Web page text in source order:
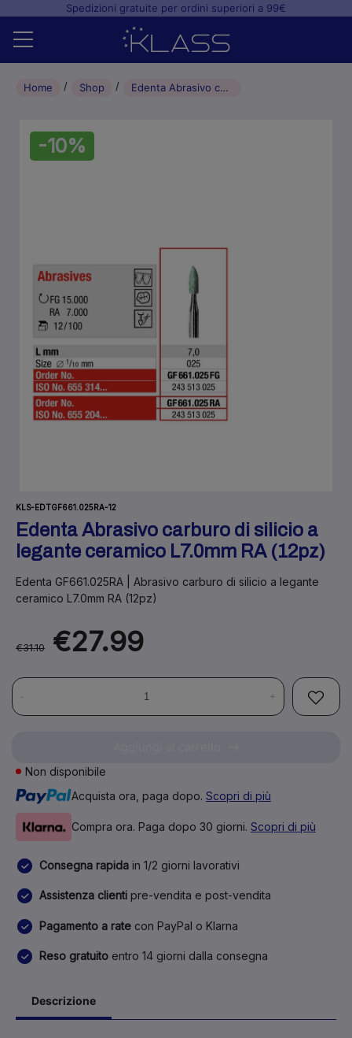
Spedizioni gratuite per ordini superiori a 99€
Home
Studio odontoiatrico
Home Shop Edenta Abrasivo carburo di silicio a legante ceramico L7.0mm RA (12pz)
-10%
KLS-EDTGF661.025RA-12
Edenta Abrasivo carburo di silicio a
legante ceramico L7.0mm RA (12pz)
Edenta GF661.025RA | Abrasivo carburo di silicio a legante
ceramico L7.0mm RA (12pz)
€31.10 €27.99
- +
Non disponibile
Acquista ora, paga dopo. Scopri di più
Compra ora. Paga dopo 30 giorni. Scopri di più
Consegna rapida in 1/2 giorni lavorativi
Assistenza clienti pre-vendita e post-vendita
Pagamento a rate con PayPal o Klarna
Reso gratuito entro 14 giorni dalla consegna
Descrizione